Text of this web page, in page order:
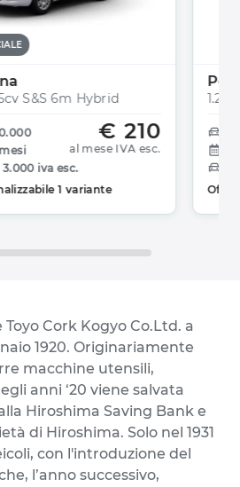
S&S 6m Hybrid
€ 210
al mese IVA esc.
iva esc.
1 variante
1.2
Cork Kogyo Co.Ltd. a
1920. Originariamente
macchine utensili,
anni ‘20 viene salvata
Hiroshima Saving Bank e
di Hiroshima. Solo nel 1931
con l'introduzione del
l’anno successivo,